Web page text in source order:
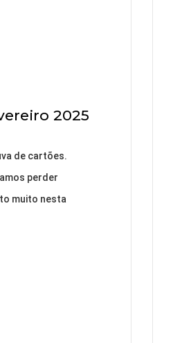
2025
de cartões.
perder
muito nesta